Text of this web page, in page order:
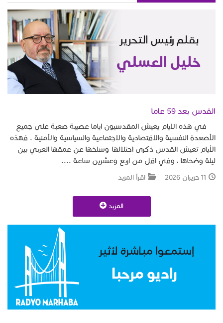
القدس بعد 59 عاما
في هذه الايام يعيش المقدسيون اياما عصيبة صعبة على جميع
الأصعدة النفسية والاقتصادية والاجتماعية والسياسية والأمنية . فهذه
الأيام تعيش القدس ذكرى احتلالها وسلخها عن عمقها العربي بين
ليلة وضحاها ، وفي اقل من اربع وعشرين ساعة ....
11 حزيران 2026 اقرأ المزيد
المزيد